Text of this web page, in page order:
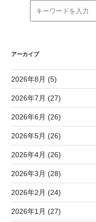
アーカイブ
2026年8月 (5)
2026年7月 (27)
2026年6月 (26)
2026年5月 (26)
2026年4月 (26)
2026年3月 (28)
2026年2月 (24)
2026年1月 (27)